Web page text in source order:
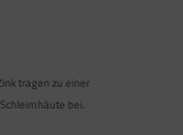
tragen zu einer
bei.
zur Erhaltung
(einschließlich
bei.